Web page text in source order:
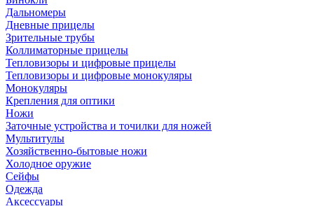
Дальномеры
Дневные прицелы
Зрительные трубы
Коллиматорные прицелы
Тепловизоры и цифровые прицелы
Тепловизоры и цифровые монокуляры
Монокуляры
Крепления для оптики
Ножи
Заточные устройства и точилки для ножей
Мультитулы
Хозяйственно-бытовые ножи
Холодное оружие
Сейфы
Одежда
Аксессуары